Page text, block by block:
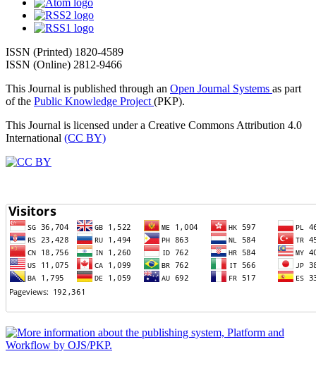
ISSN (Printed) 1820-4589
ISSN (Online) 2812-9466
This Journal is published through an Open Journal Systems as part
of the Public Knowledge Project (PKP).
This Journal is licensed under a Creative Commons Attribution 4.0
International (CC BY)